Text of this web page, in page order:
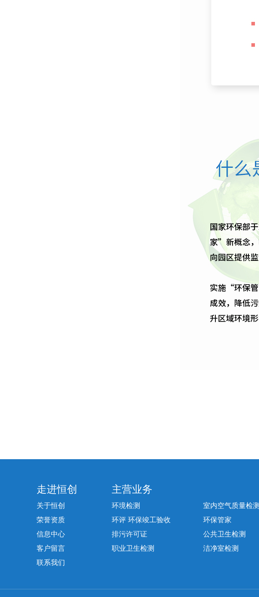
走进恒创
关于恒创
荣誉资质
信息中心
客户留言
联系我们
主营业务
环境检测
室内空气质量检测
环评 环保竣工验收
环保管家
排污许可证
公共卫生检测
职业卫生检测
洁净室检测